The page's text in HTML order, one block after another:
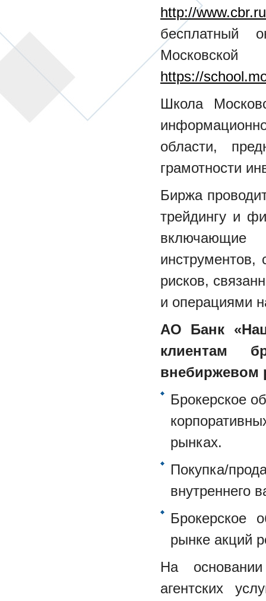
http://
бесплатный
https://
Школа
области,
грамотности
Биржа
трейдингу и
включающие
рисков,
и операциями
АО Банк
клиентам
внебиржевом
Брокерское
рынках.
Покупка/
внутреннего
Брокерское
рынке акций
На
агентских